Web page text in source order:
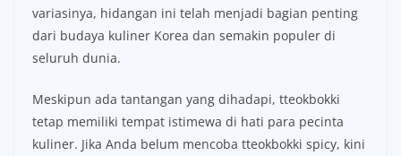
variasinya, hidangan ini telah menjadi bagian penting
dari budaya kuliner Korea dan semakin populer di
seluruh dunia.
Meskipun ada tantangan yang dihadapi, tteokbokki
tetap memiliki tempat istimewa di hati para pecinta
kuliner. Jika Anda belum mencoba tteokbokki spicy, kini